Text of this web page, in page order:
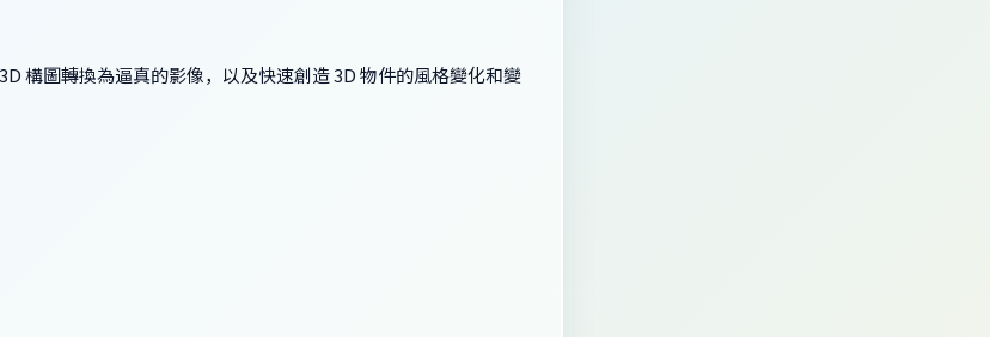
構圖轉換為逼真的影像，以及快速創造 3D 物件的風格變化和變